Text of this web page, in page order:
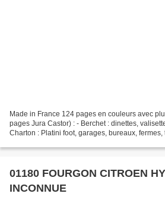
Made in France 124 pages en couleurs avec
pages Jura Castor) : - Berchet : dinettes,
Charton : Platini foot, garages, bureaux,
01180 FOURGON CITROEN
INCONNUE